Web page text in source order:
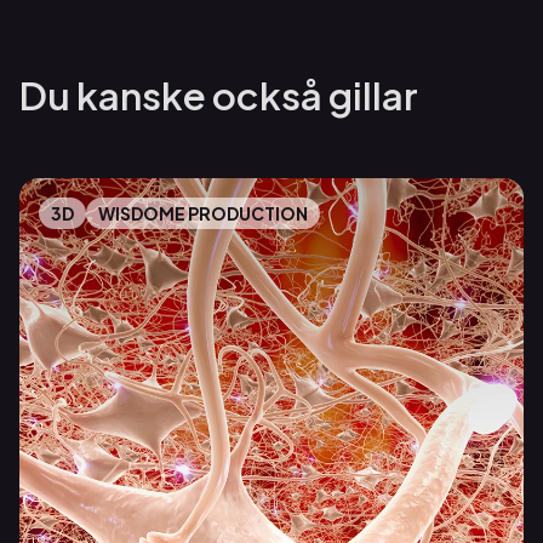
Du kanske också gillar
3D WISDOME PRODUCTION